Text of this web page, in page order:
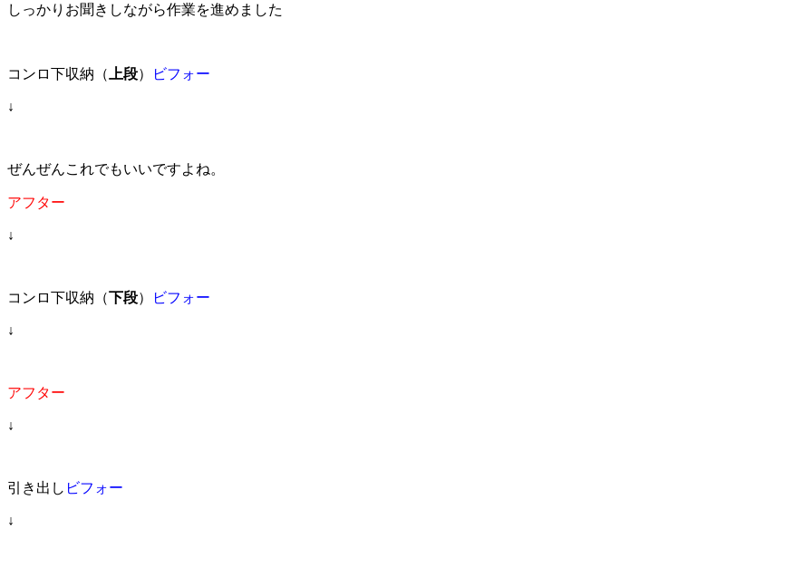
しっかりお聞きしながら作業を進めました
コンロ下収納（ 上段） ビフォー
↓
ぜんぜんこれでもいいですよね。
アフター
↓
コンロ下収納（下段） ビフォー
↓
アフター
↓
引き出し ビフォー
↓